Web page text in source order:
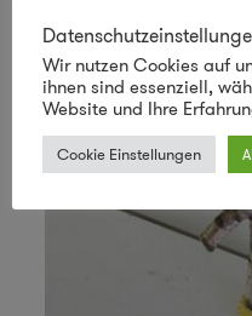
Wir nutzen Cookies auf
ihnen sind essenziell,
Website und Ihre
Cookie Einstellungen